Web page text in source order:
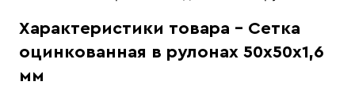
Характеристики товара - Сетка
оцинкованная в рулонах 50х50х1,6
мм